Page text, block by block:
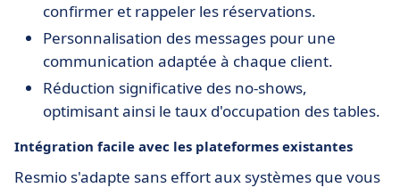
confirmer et rappeler les réservations.
Personnalisation des messages pour une
communication adaptée à chaque client.
Réduction significative des no-shows,
optimisant ainsi le taux d'occupation des tables.
Intégration facile avec les plateformes existantes
Resmio s'adapte sans effort aux systèmes que vous